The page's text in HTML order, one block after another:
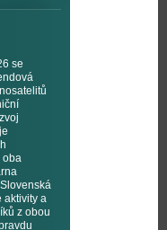
se
oba
aktivity a
z obou